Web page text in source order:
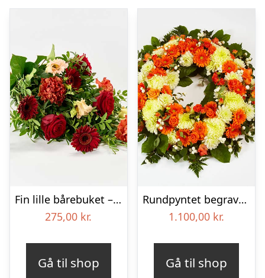
Fin lille bårebuket – Blomster til begravelse
275,00 kr.
Gå til shop
Rundpyntet begravelseskrans – Blomster til begravelse
1.100,00 kr.
Gå til shop